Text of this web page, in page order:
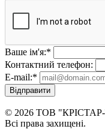
Ваше ім'я:*
Контактний телефон:
E-mail:*
Відправити
© 2026 ТОВ
Всі права захищені.